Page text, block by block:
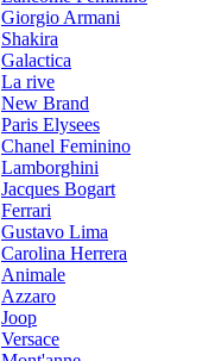
Giorgio Armani
Shakira
Galactica
La rive
New Brand
Paris Elysees
Chanel Feminino
Lamborghini
Jacques Bogart
Ferrari
Gustavo Lima
Carolina Herrera
Animale
Azzaro
Joop
Versace